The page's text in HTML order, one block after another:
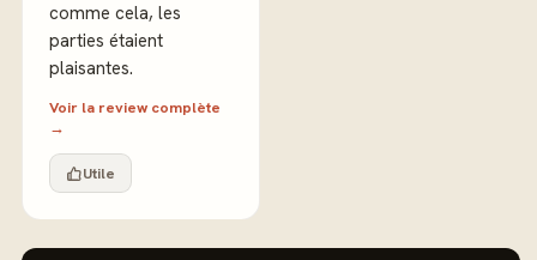
comme cela, les
parties étaient
plaisantes.
Voir la review complète
→
Utile